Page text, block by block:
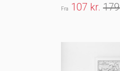
Fra 107 kr.